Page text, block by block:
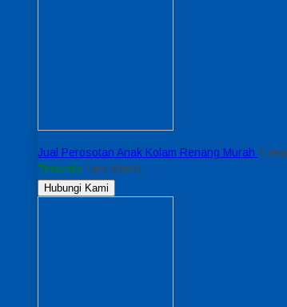
Jual Perosotan Anak Kolam Renang Murah
Tersedia / prs Klm01
Hubungi Kami